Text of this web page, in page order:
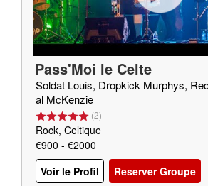
Pass'Moi le Celte
Soldat Louis, Dropkick Murphys,
al McKenzie
(2)
Rock, Celtique
€900 - €2000
Voir le Profil
Reserver Groupe